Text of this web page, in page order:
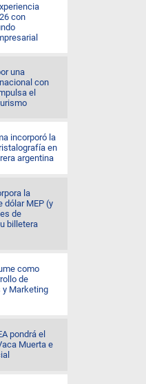
con
una
con
el
incorporó la
en
argentina
la
dólar MEP (y
de
billetera
como
de
y Marketing
pondrá el
Muerta e